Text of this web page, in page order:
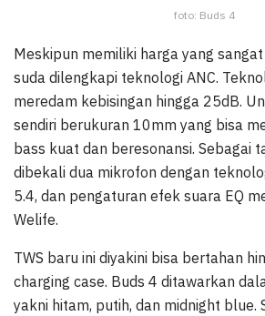
foto: Buds 4
Meskipun memiliki harga yang
suda dilengkapi teknologi ANC.
meredam kebisingan hingga 25dB.
sendiri berukuran 10mm yang bisa
bass kuat dan beresonansi. Sebagai
dibekali dua mikrofon dengan
5.4, dan pengaturan efek suara EQ
Welife.
TWS baru ini diyakini bisa bertahan
charging case. Buds 4 ditawarkan
yakni hitam, putih, dan midnight blue.